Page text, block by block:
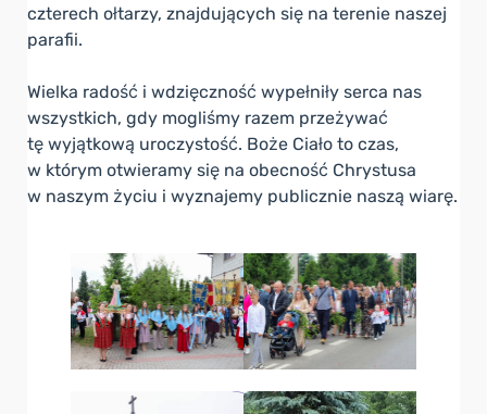
czterech ołtarzy, znajdujących się na terenie naszej
parafii.
Wielka radość i wdzięczność wypełniły serca nas
wszystkich, gdy mogliśmy razem przeżywać
tę wyjątkową uroczystość. Boże Ciało to czas,
w którym otwieramy się na obecność Chrystusa
w naszym życiu i wyznajemy publicznie naszą wiarę.